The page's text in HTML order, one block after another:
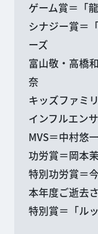
ゲーム賞＝「
シナジー賞＝
ーズ
富山敬・高橋
奈
キッズファミ
インフルエン
MVS＝中村悠一
功労賞＝岡本
特別功労賞＝
本年度ご逝去
特別賞＝「ル